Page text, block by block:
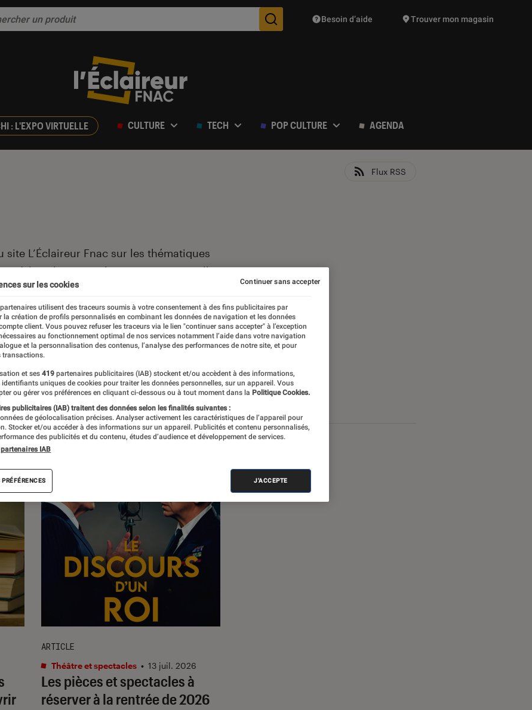
Des suggestions de produits vont vous être proposées
Besoin d’aide Trouver mon magasin
: L'EXPO VIRTUELLE CULTURE TECH POP CULTURE AGENDA
Flux RSS
L’Éclaireur Fnac sur les thématiques
à la culture numérique et aux nouvelles
Tests
Les pièces et spectacles à
réserver à la rentrée de 2026
ARTICLE
Théâtre et spectacles • 13 juil. 2026
sur les cookies
partenaires utilisent des traceurs soumis à votre consentement à des fins publicitaires par
la création de profils personnalisés en combinant les données de navigation et les données
client. Vous pouvez refuser les traceurs via le lien "continuer sans accepter" à l’exception
au fonctionnement optimal de nos services notamment l’aide dans votre navigation
et la personnalisation des contenus, l’analyse des performances de notre site, et pour
transactions.
et ses 419 partenaires publicitaires (IAB) stockent et/ou accèdent à des informations,
identifiants uniques de cookies pour traiter les données personnelles, sur un appareil. Vous
ou gérer vos préférences en cliquant ci-dessous ou à tout moment dans la Politique Cookies.
publicitaires (IAB) traitent des données selon les finalités suivantes :
de géolocalisation précises. Analyser activement les caractéristiques de l’appareil pour
Stocker et/ou accéder à des informations sur un appareil. Publicités et contenu personnalisés,
des publicités et du contenu, études d’audience et développement de services.
IAB
PRÉFÉRENCES J'ACCEPTE
Continuer sans accepter